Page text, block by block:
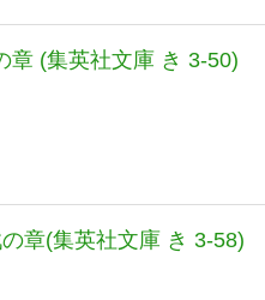
章 (集英社文庫 き 3-50)
章(集英社文庫 き 3-58)